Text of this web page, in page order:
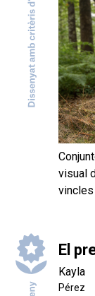
visual
El
Kayla
Pérez